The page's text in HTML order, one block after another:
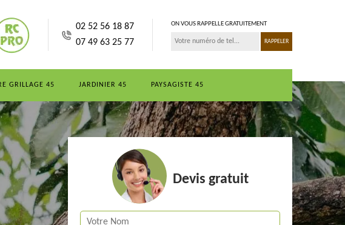
02 52 56 18 87
07 49 63 25 77
ON VOUS RAPPELLE GRATUITEMENT
GRILLAGE 45 JARDINIER 45 PAYSAGISTE 45
Devis gratuit